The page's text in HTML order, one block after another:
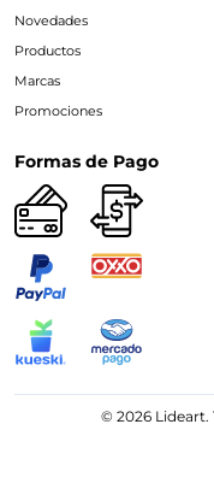
Novedades
Productos
Marcas
Promociones
Formas de Pago
© 2026 Lideart.